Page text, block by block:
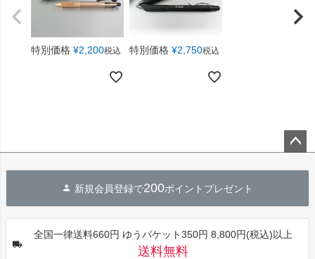
特別価格 ¥2,200税込 特別価格 ¥2,750税込
へ
新規会員登録で200ポイントプレゼント
全国一律送料660円 ゆうパケット350円 8,800円(税込)以上
送料無料